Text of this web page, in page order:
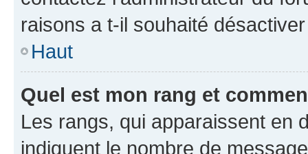
raisons a t-il souhaité
Haut
Quel est mon rang et
Les rangs, qui apparaissent en
indiquent le nombre de